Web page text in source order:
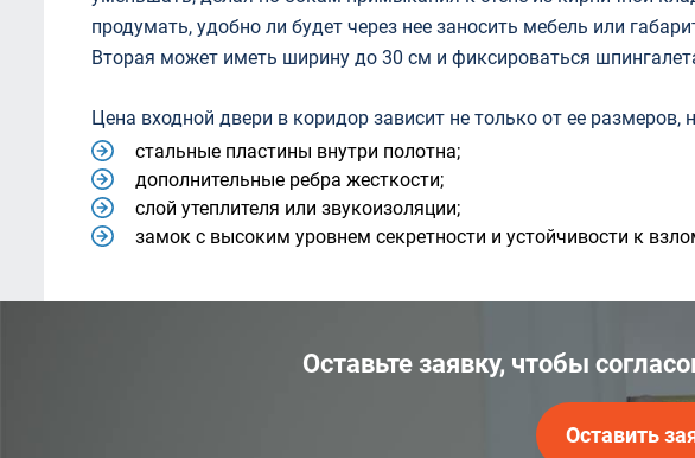
продумать, удобно ли будет через нее заносить мебель или
Вторая может иметь ширину до 30 см и фиксироваться
Цена входной двери в коридор зависит не только от ее размеров,
стальные пластины внутри полотна;
дополнительные ребра жесткости;
слой утеплителя или звукоизоляции;
замок с высоким уровнем секретности и устойчивости к
Оставьте заявку, чтобы
Оставить